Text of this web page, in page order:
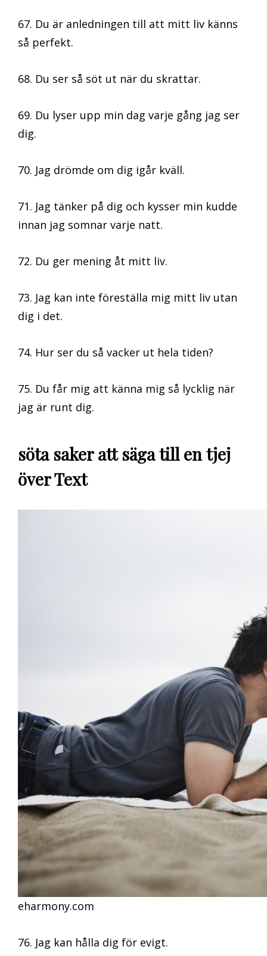
67. Du är anledningen till att mitt liv känns
så perfekt.
68. Du ser så söt ut när du skrattar.
69. Du lyser upp min dag varje gång jag ser
dig.
70. Jag drömde om dig igår kväll.
71. Jag tänker på dig och kysser min kudde
innan jag somnar varje natt.
72. Du ger mening åt mitt liv.
73. Jag kan inte föreställa mig mitt liv utan
dig i det.
74. Hur ser du så vacker ut hela tiden?
75. Du får mig att känna mig så lycklig när
jag är runt dig.
söta saker att säga till en tjej
över Text
eharmony.com
76. Jag kan hålla dig för evigt.